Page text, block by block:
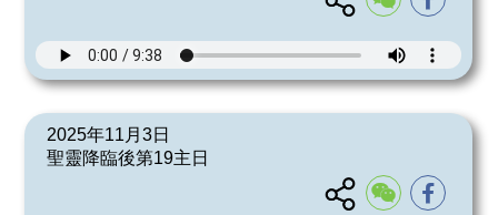
2025年11月3日
聖靈降臨後第19主日